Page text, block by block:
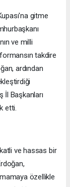
gitme
ve milli
takdire
ardından
İl Başkanları
etti.
ve hassas bir
özellikle